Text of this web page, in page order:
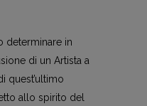
determinare in
di un Artista a
quest’ultimo
allo spirito del